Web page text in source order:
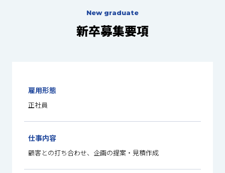
New graduate
新卒募集要項
雇用形態
正社員
仕事内容
顧客との打ち合わせ、企画の提案・見積作成